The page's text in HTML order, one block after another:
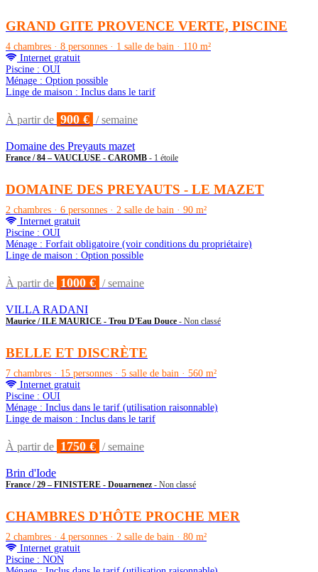
GRAND GITE PROVENCE VERTE, PISCINE
4 chambres · 8 personnes · 1 salle de bain · 110 m²
Internet gratuit
Piscine : OUI
Ménage : Option possible
Linge de maison : Inclus dans le tarif
À partir de 900 € / semaine
Domaine des Preyauts mazet
France / 84 – VAUCLUSE - CAROMB - 1 étoile
DOMAINE DES PREYAUTS - LE MAZET
2 chambres · 6 personnes · 2 salle de bain · 90 m²
Internet gratuit
Piscine : OUI
Ménage : Forfait obligatoire (voir conditions du propriétaire)
Linge de maison : Option possible
À partir de 1000 € / semaine
VILLA RADANI
Maurice / ILE MAURICE - Trou D'Eau Douce - Non classé
BELLE ET DISCRÈTE
7 chambres · 15 personnes · 5 salle de bain · 560 m²
Internet gratuit
Piscine : OUI
Ménage : Inclus dans le tarif (utilisation raisonnable)
Linge de maison : Inclus dans le tarif
À partir de 1750 € / semaine
Brin d'Iode
France / 29 – FINISTERE - Douarnenez - Non classé
CHAMBRES D'HÔTE PROCHE MER
2 chambres · 4 personnes · 2 salle de bain · 80 m²
Internet gratuit
Piscine : NON